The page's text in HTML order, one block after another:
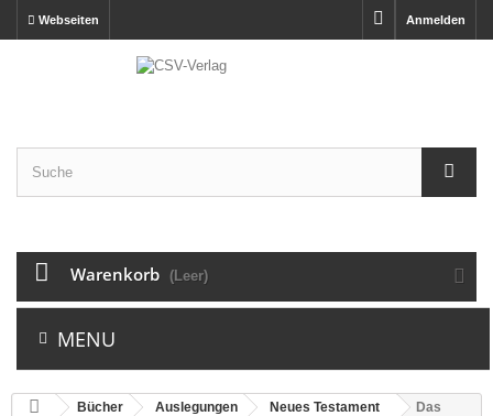
Anmelden
Webseiten
Warenkorb (Leer)
MENU
Bücher Auslegungen Neues Testament
Das